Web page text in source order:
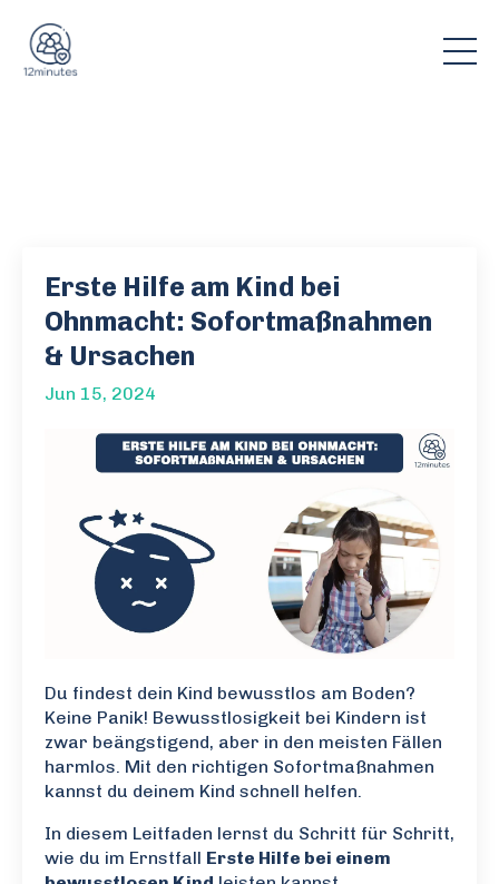
Erste Hilfe am Kind bei
Ohnmacht: Sofortmaßnahmen
& Ursachen
Jun 15, 2024
Du findest dein Kind bewusstlos am Boden?
Keine Panik! Bewusstlosigkeit bei Kindern ist
zwar beängstigend, aber in den meisten Fällen
harmlos. Mit den richtigen Sofortmaßnahmen
kannst du deinem Kind schnell helfen.
In diesem Leitfaden lernst du Schritt für Schritt,
wie du im Ernstfall Erste Hilfe bei einem